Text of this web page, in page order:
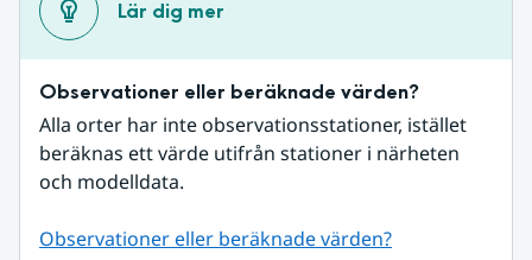
Lär dig mer
Observationer eller beräknade värden?
Alla orter har inte observationsstationer, istället
beräknas ett värde utifrån stationer i närheten
och modelldata.
Observationer eller beräknade värden?